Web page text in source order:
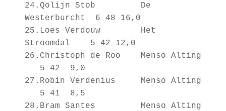
24.Qolijn Stob De
Westerburcht 6 48 16,0
25.Loes Verdouw Het
Stroomdal 5 42 12,0
26.Christoph de Roo Menso Alting
5 42 9,0
27.Robin Verdenius Menso Alting
5 41 8,5
28.Bram Santes Menso Alting